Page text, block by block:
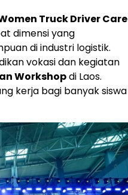
Truck Driver Care
dimensi yang
di industri logistik.
vokasi dan kegiatan
Workshopdi Laos.
kerja bagi banyak siswa